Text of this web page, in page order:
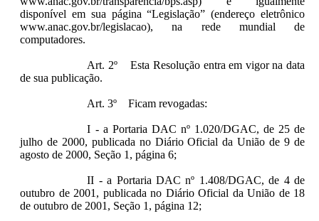
disponível em sua página “Legislação” (endereço eletrônico
www.anac.gov.br/legislacao), na rede mundial de
computadores.
Art. 2º Esta Resolução entra em vigor na data
de sua publicação.
Art. 3º Ficam revogadas:
I - a Portaria DAC nº 1.020/DGAC, de 25 de
julho de 2000, publicada no Diário Oficial da União de 9 de
agosto de 2000, Seção 1, página 6;
II - a Portaria DAC nº 1.408/DGAC, de 4 de
outubro de 2001, publicada no Diário Oficial da União de 18
de outubro de 2001, Seção 1, página 12;